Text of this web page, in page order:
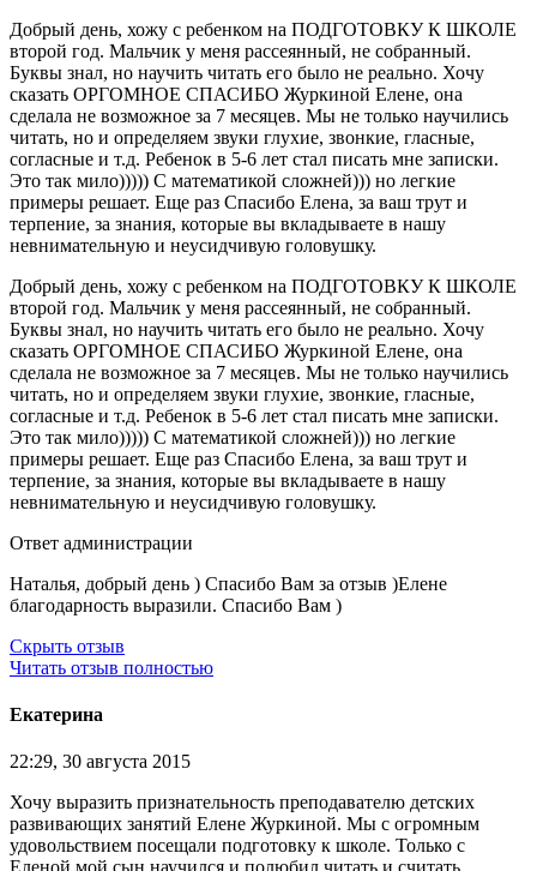
Добрый день, хожу с ребенком на ПОДГОТОВКУ К ШКОЛЕ
второй год. Мальчик у меня рассеянный, не собранный.
Буквы знал, но научить читать его было не реально. Хочу
сказать ОРГОМНОЕ СПАСИБО Журкиной Елене, она
сделала не возможное за 7 месяцев. Мы не только научились
читать, но и определяем звуки глухие, звонкие, гласные,
согласные и т.д. Ребенок в 5-6 лет стал писать мне записки.
Это так мило))))) С математикой сложней))) но легкие
примеры решает. Еще раз Спасибо Елена, за ваш трут и
терпение, за знания, которые вы вкладываете в нашу
невнимательную и неусидчивую головушку.
Добрый день, хожу с ребенком на ПОДГОТОВКУ К ШКОЛЕ
второй год. Мальчик у меня рассеянный, не собранный.
Буквы знал, но научить читать его было не реально. Хочу
сказать ОРГОМНОЕ СПАСИБО Журкиной Елене, она
сделала не возможное за 7 месяцев. Мы не только научились
читать, но и определяем звуки глухие, звонкие, гласные,
согласные и т.д. Ребенок в 5-6 лет стал писать мне записки.
Это так мило))))) С математикой сложней))) но легкие
примеры решает. Еще раз Спасибо Елена, за ваш трут и
терпение, за знания, которые вы вкладываете в нашу
невнимательную и неусидчивую головушку.
Ответ администрации
Наталья, добрый день ) Спасибо Вам за отзыв )Елене
благодарность выразили. Спасибо Вам )
Скрыть отзыв
Читать отзыв полностью
Екатерина
22:29, 30 августа 2015
Хочу выразить признательность преподавателю детских
развивающих занятий Елене Журкиной. Мы с огромным
удовольствием посещали подготовку к школе. Только с
Еленой мой сын научился и полюбил читать и считать.